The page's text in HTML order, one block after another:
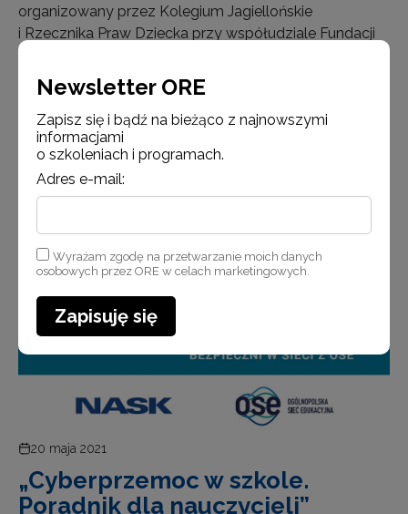
organizowany przez Kolegium Jagiellońskie
i Rzecznika Praw Dziecka przy współudziale Fundacji
Edukacji i…
Czytaj więcej
20 maja 2021
„Cyberprzemoc w szkole.
Poradnik dla nauczycieli”
Newsletter ORE
Zapisz się i bądź na bieżąco z najnowszymi
informacjami
o szkoleniach i programach.
Adres e-mail:
Wyrażam zgodę na przetwarzanie moich danych
osobowych przez ORE w celach marketingowych.
Zapisuję się